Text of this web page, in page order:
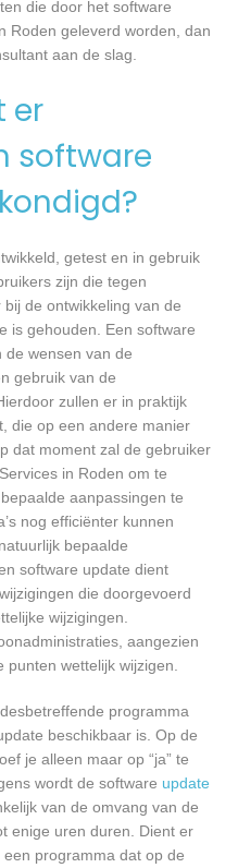
die door het software
Roden geleverd worden, dan
aan de slag.
er
software
getest en in gebruik
zijn die tegen
de ontwikkeling van de
is gehouden. Een software
de wensen van de
gebruik van de
zullen er in praktijk
die op een andere manier
dat moment zal de gebruiker
in Roden om te
aanpassingen te
nog efficiënter kunnen
bepaalde
software update dient
die doorgevoerd
wijzigingen.
aangezien
wettelijk wijzigen.
programma
beschikbaar is. Op de
je alleen maar op “ja” te
wordt de software update
van de omvang van de
enige uren duren. Dient er
programma dat op de